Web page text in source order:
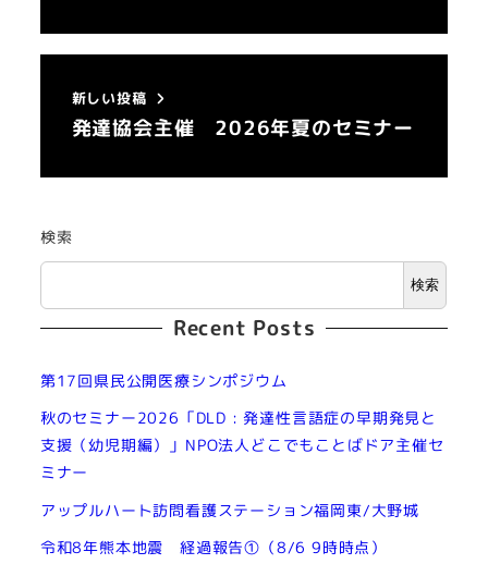
新しい投稿
発達協会主催 2026年夏のセミナー
検索
検索
Recent Posts
第17回県民公開医療シンポジウム
秋のセミナー2026「DLD : 発達性言語症の早期発見と
支援（幼児期編）」NPO法人どこでもことばドア主催セ
ミナー
アップルハート訪問看護ステーション福岡東/大野城
令和8年熊本地震 経過報告①（8/6 9時時点）